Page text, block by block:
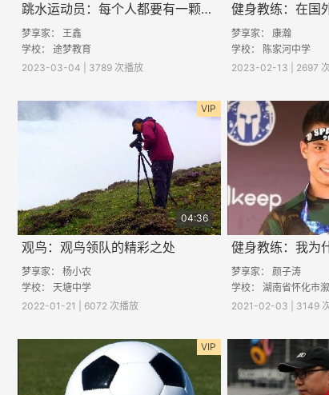
跳水运动员：每个人都要有一颗自己的“北极星”
梦享家： 王鑫
学校： 途梦教育
2023-03-04 | 3789 次播放
梦享家： 康瀚
学校： 陈家河中学
2023-02-13 | 2697
VIP
04:36
观鸟：观鸟领队的精彩之处
梦享家： 杨小农
学校： 天塘中学
2022-01-21 | 6072 次播放
梦享家： 颜子涛
学校： 湖南省怀化市溆浦县
2021-02-03 | 3149
VIP